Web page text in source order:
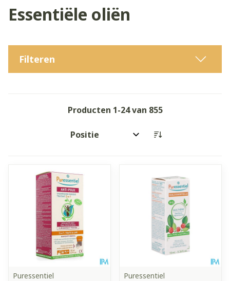
Essentiële oliën
Filteren
Producten 1-24van 855
Sorteer op:
Puressentiel
Puressentiel